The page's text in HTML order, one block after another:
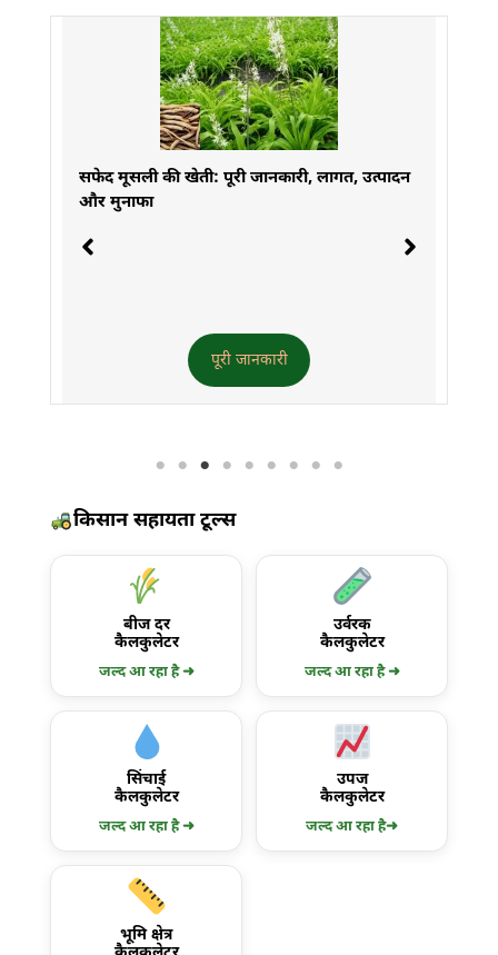
सफेद मूसली की खेती: पूरी जानकारी, लागत, उत्पादन
और मुनाफा
पूरी जानकारी
किसान सहायता टूल्स
बीज दर
कैलकुलेटर
जल्द आ रहा है ➜
उर्वरक
कैलकुलेटर
जल्द आ रहा है ➜
सिंचाई
कैलकुलेटर
जल्द आ रहा है ➜
उपज
कैलकुलेटर
जल्द आ रहा है➜
भूमि क्षेत्र